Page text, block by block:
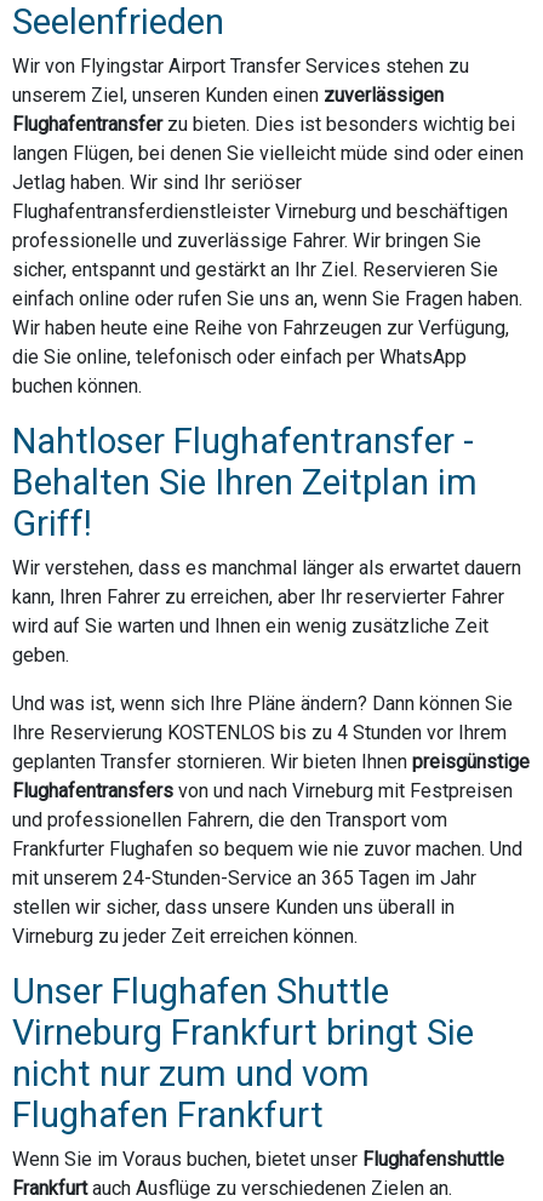
Seelenfrieden
Wir von Flyingstar Airport Transfer Services stehen zu
unserem Ziel, unseren Kunden einen zuverlässigen
Flughafentransferzu bieten. Dies ist besonders wichtig bei
langen Flügen, bei denen Sie vielleicht müde sind oder einen
Jetlag haben. Wir sind Ihr seriöser
Flughafentransferdienstleister Virneburg und beschäftigen
professionelle und zuverlässige Fahrer. Wir bringen Sie
sicher, entspannt und gestärkt an Ihr Ziel. Reservieren Sie
einfach online oder rufen Sie uns an, wenn Sie Fragen haben.
Wir haben heute eine Reihe von Fahrzeugen zur Verfügung,
die Sie online, telefonisch oder einfach per WhatsApp
buchen können.
Nahtloser Flughafentransfer -
Behalten Sie Ihren Zeitplan im
Griff!
Wir verstehen, dass es manchmal länger als erwartet dauern
kann, Ihren Fahrer zu erreichen, aber Ihr reservierter Fahrer
wird auf Sie warten und Ihnen ein wenig zusätzliche Zeit
geben.
Und was ist, wenn sich Ihre Pläne ändern? Dann können Sie
Ihre Reservierung KOSTENLOS bis zu 4 Stunden vor Ihrem
geplanten Transfer stornieren. Wir bieten Ihnen preisgünstige
Flughafentransfers von und nach Virneburg mit Festpreisen
und professionellen Fahrern, die den Transport vom
Frankfurter Flughafen so bequem wie nie zuvor machen. Und
mit unserem 24-Stunden-Service an 365 Tagen im Jahr
stellen wir sicher, dass unsere Kunden uns überall in
Virneburg zu jeder Zeit erreichen können.
Unser Flughafen Shuttle
Virneburg Frankfurt bringt Sie
nicht nur zum und vom
Flughafen Frankfurt
Wenn Sie im Voraus buchen, bietet unser Flughafenshuttle
Frankfurtauch Ausflüge zu verschiedenen Zielen an.